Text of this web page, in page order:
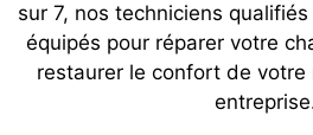
sur 7, nos techniciens
équipés pour réparer votre
restaurer le confort de votre